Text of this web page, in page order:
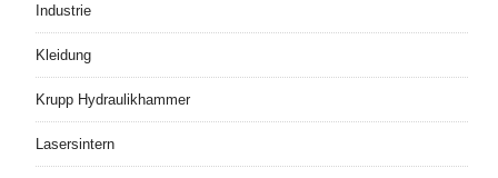
Industrie
Kleidung
Krupp Hydraulikhammer
Lasersintern